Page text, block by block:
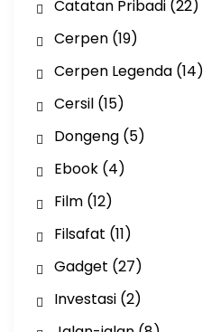
Catatan Pribadi(22)
Cerpen(19)
Cerpen Legenda(14)
Cersil(15)
Dongeng(5)
Ebook(4)
Film(12)
Filsafat (11)
Gadget (27)
Investasi(2)